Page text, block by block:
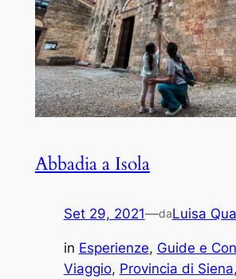
Abbadia a Isola
Set 29, 2021—daLuisa
in Esperienze, Guide e
Viaggio, Provincia di Siena,